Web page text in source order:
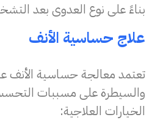
بناءً على نوع العدوى بعد
علاج حساسية الأنف
تعتمد معالجة حساسية الأنف
والسيطرة على مسببات
الخيارات العلاجية: